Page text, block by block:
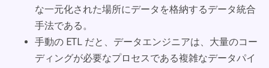
な一元化された場所にデータを格納するデータ統合
手法である。
手動の ETL だと、データエンジニアは、大量のコー
ディングが必要なプロセスである複雑なデータパイ